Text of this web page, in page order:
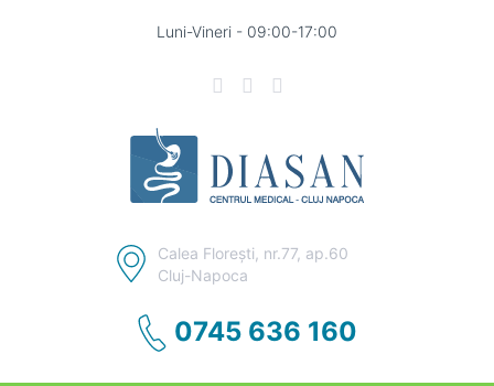
Luni-Vineri - 09:00-17:00
Calea Floreşti, nr.77, ap.60
Cluj-Napoca
0745 636 160